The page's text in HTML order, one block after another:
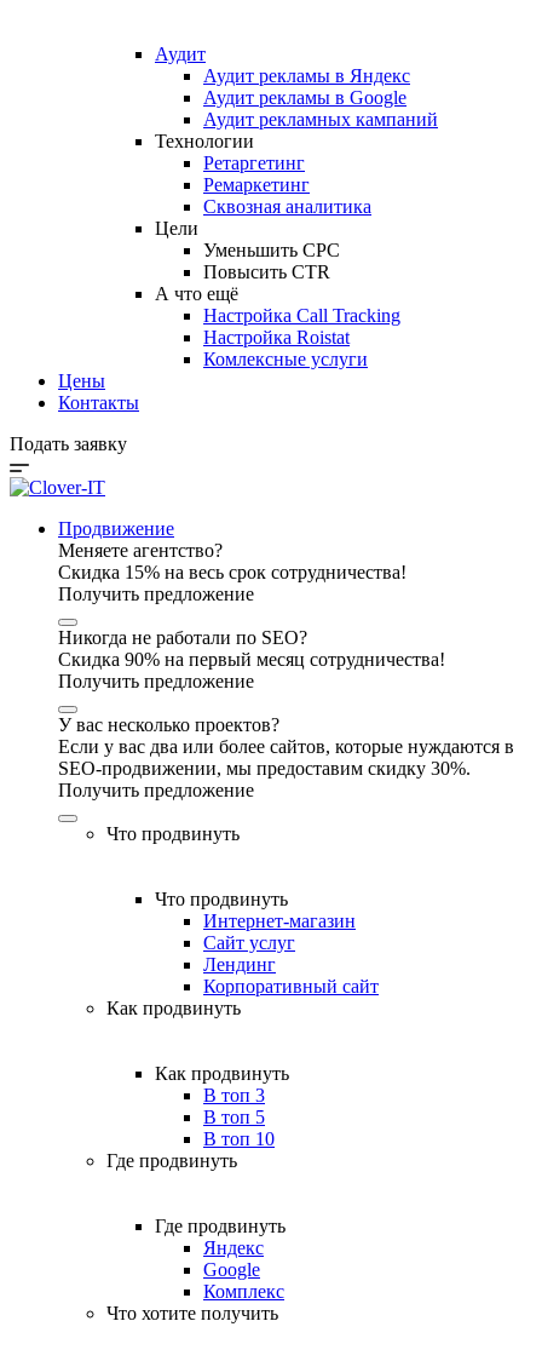
Аудит
Аудит рекламы в Яндекс
Аудит рекламы в Google
Аудит рекламных кампаний
Технологии
Ретаргетинг
Ремаркетинг
Сквозная аналитика
Цели
Уменьшить CPC
Повысить CTR
А что ещё
Настройка Call Tracking
Настройка Roistat
Комлексные услуги
Цены
Контакты
Подать заявку
Продвижение
Меняете агентство?
Скидка 15% на весь срок сотрудничества!
Получить предложение
Никогда не работали по SEO?
Скидка 90% на первый месяц сотрудничества!
Получить предложение
У вас несколько проектов?
Если у вас два или более сайтов, которые нуждаются в
SEO-продвижении, мы предоставим скидку 30%.
Получить предложение
Что продвинуть
Что продвинуть
Интернет-магазин
Сайт услуг
Лендинг
Корпоративный сайт
Как продвинуть
Как продвинуть
В топ 3
В топ 5
В топ 10
Где продвинуть
Где продвинуть
Яндекс
Google
Комплекс
Что хотите получить